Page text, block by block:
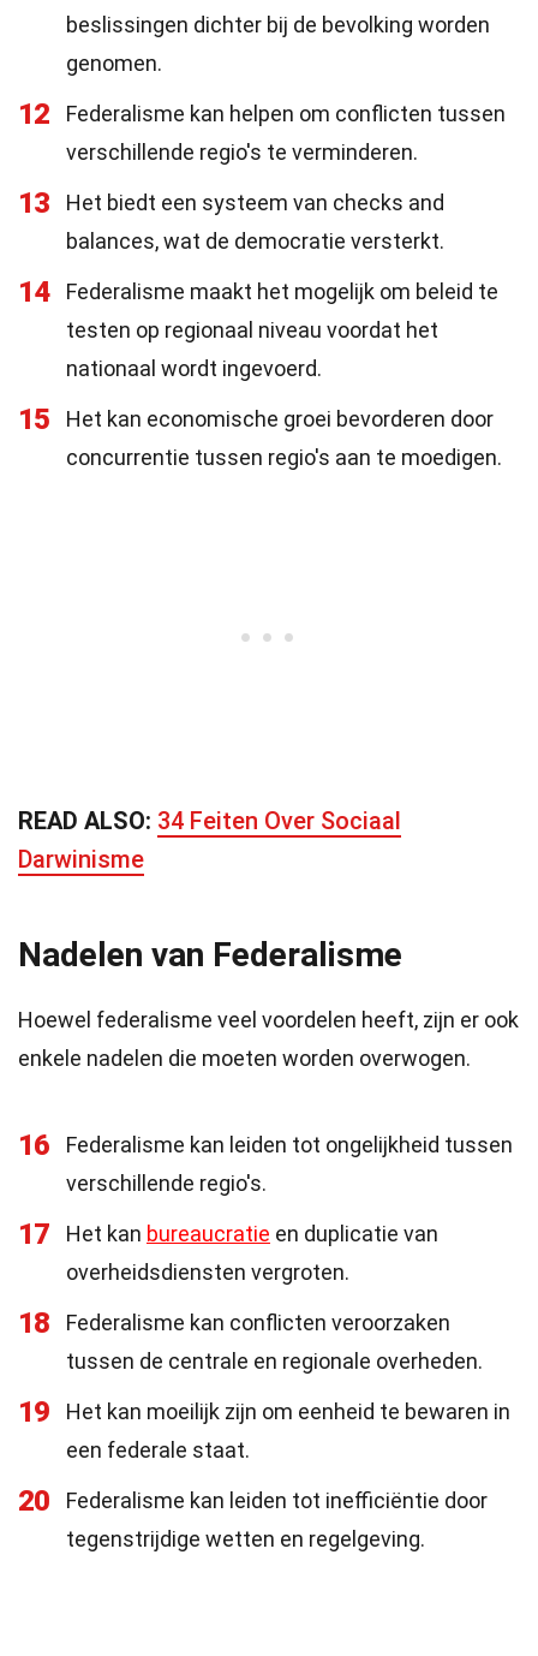
beslissingen dichter bij de bevolking worden
genomen.
12
Federalisme kan helpen om conflicten tussen
verschillende regio's te verminderen.
13
Het biedt een systeem van checks and
balances, wat de democratie versterkt.
14
Federalisme maakt het mogelijk om beleid te
testen op regionaal niveau voordat het
nationaal wordt ingevoerd.
15
Het kan economische groei bevorderen door
concurrentie tussen regio's aan te moedigen.
READ ALSO: 34 Feiten Over Sociaal
Darwinisme
Nadelen van Federalisme
Hoewel federalisme veel voordelen heeft, zijn er ook
enkele nadelen die moeten worden overwogen.
16
Federalisme kan leiden tot ongelijkheid tussen
verschillende regio's.
17 Het kan bureaucratie en duplicatie van
overheidsdiensten vergroten.
18
Federalisme kan conflicten veroorzaken
tussen de centrale en regionale overheden.
19
Het kan moeilijk zijn om eenheid te bewaren in
een federale staat.
20
Federalisme kan leiden tot inefficiëntie door
tegenstrijdige wetten en regelgeving.